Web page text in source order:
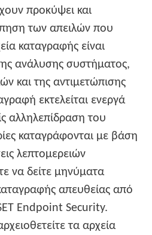
προκύψει και
των απειλών που
καταγραφής είναι
ανάλυσης συστήματος,
και της αντιμετώπισης
εκτελείται ενεργά
αλληλεπίδραση του
καταγράφονται με βάση
λεπτομερειών
να δείτε μηνύματα
απευθείας από
Endpoint Security.
τα αρχεία